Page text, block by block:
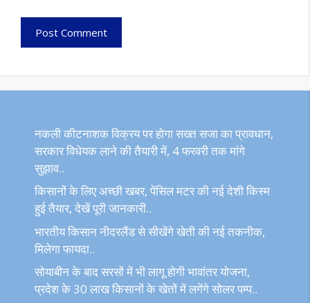
नकली कीटनाशक विक्रय पर होगा सख्त सजा का प्रावधान,
सरकार विधेयक लाने की तैयारी में, 4 फरवरी तक मांगे
सुझाव..
किसानों के लिए अच्छी खबर, पेंसिल मटर की नई देशी किस्म
हुई तैयार, देखें पूरी जानकारी..
भारतीय किसान नीदरलैंड से सीखेंगे खेती की नई तकनीक,
मिलेगा फायदा..
सोयाबीन के बाद सरसों में भी लागू होगी भावांतर योजना,
प्रदेश के 30 लाख किसानों के खेतों में लगेंगे सोलर पम्प..